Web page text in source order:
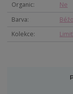
Organic
Ne
Barva
Kolekce